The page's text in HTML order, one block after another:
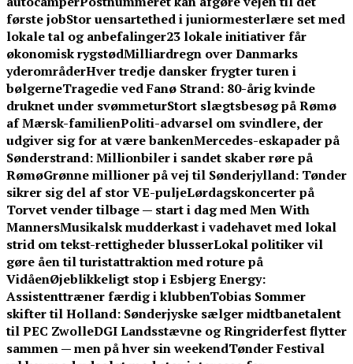
første jobStor uensartethed i juniormesterlære set med
lokale tal og anbefalinger23 lokale initiativer får
økonomisk rygstødMilliardregn over Danmarks
yderområderHver tredje dansker frygter turen i
bølgerneTragedie ved Fanø Strand: 80-årig kvinde
druknet under svømmeturStort slægtsbesøg på Rømø
af Mærsk-familienPoliti-advarsel om svindlere, der
udgiver sig for at være bankenMercedes-eskapader på
Sønderstrand: Millionbiler i sandet skaber røre på
RømøGrønne millioner på vej til Sønderjylland: Tønder
sikrer sig del af stor VE-puljeLørdagskoncerter på
Torvet vender tilbage — start i dag med Men With
MannersMusikalsk mudderkast i vadehavet med lokal
strid om tekst-rettigheder blusserLokal politiker vil
gøre åen til turistattraktion med roture på
VidåenØjeblikkeligt stop i Esbjerg Energy:
Assistenttræner færdig i klubbenTobias Sommer
skifter til Holland: Sønderjyske sælger midtbanetalent
til PEC ZwolleDGI Landsstævne og Ringriderfest flytter
sammen — men på hver sin weekendTønder Festival